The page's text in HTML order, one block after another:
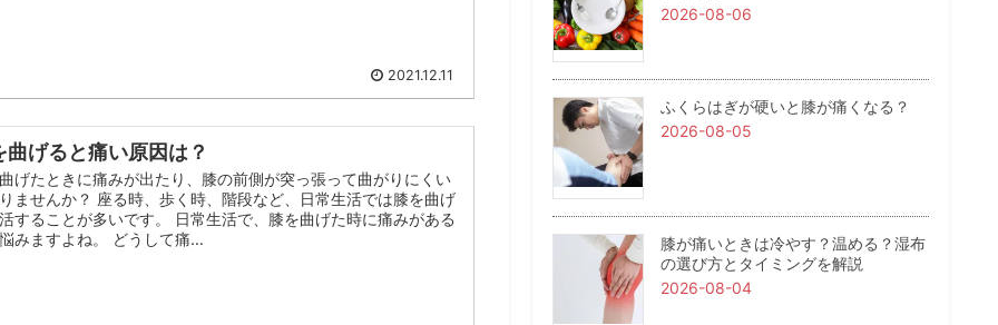
2021.12.11
曲げると痛い原因は？
げたときに痛みが出たり、膝の前側が突っ張って曲がりにくい
ませんか？ 座る時、歩く時、階段など、日常生活では膝を曲げ
することが多いです。 日常生活で、膝を曲げた時に痛みがある
みますよね。 どうして痛…
2026-08-06
ふくらはぎが硬いと膝が痛くなる？
2026-08-05
膝が痛いときは冷やす？温める？湿布
の選び方とタイミングを解説
2026-08-04